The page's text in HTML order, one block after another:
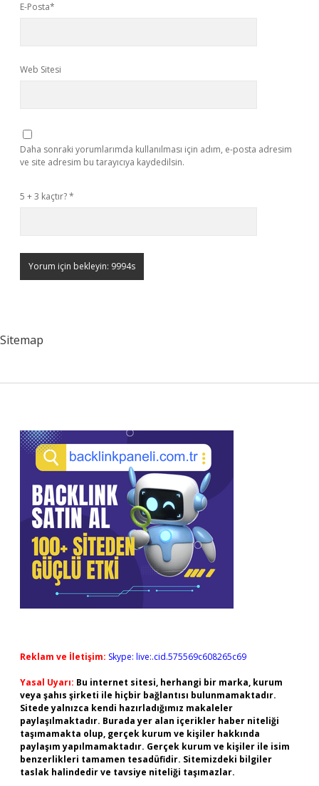
E-Posta*
Web Sitesi
Daha sonraki yorumlarımda kullanılması için adım, e-posta adresim
ve site adresim bu tarayıcıya kaydedilsin.
5 + 3 kaçtır?*
Sitemap
Sidebar
Reklam ve İletişim: Skype: live:.cid.575569c608265c69
Yasal Uyarı: Bu internet sitesi, herhangi bir marka, kurum
veya şahıs şirketi ile hiçbir bağlantısı bulunmamaktadır.
Sitede yalnızca kendi hazırladığımız makaleler
paylaşılmaktadır. Burada yer alan içerikler haber niteliği
taşımamakta olup, gerçek kurum ve kişiler hakkında
paylaşım yapılmamaktadır. Gerçek kurum ve kişiler ile isim
benzerlikleri tamamen tesadüfidir. Sitemizdeki bilgiler
taslak halindedir ve tavsiye niteliği taşımazlar.